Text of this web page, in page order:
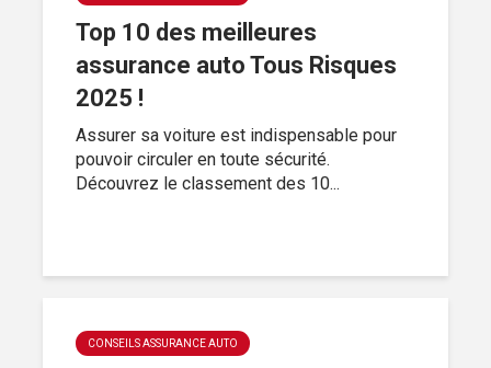
Top 10 des meilleures
assurance auto Tous Risques
2025 !
Assurer sa voiture est indispensable pour
pouvoir circuler en toute sécurité.
Découvrez le classement des 10...
CONSEILS ASSURANCE AUTO